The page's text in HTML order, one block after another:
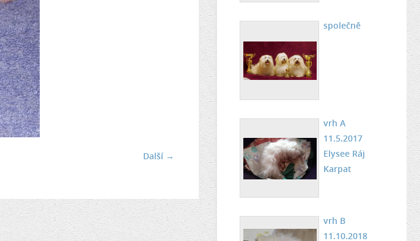
Další →
společně
vrh A
11.5.2017
Elysee Ráj
Karpat
vrh B
11.10.2018